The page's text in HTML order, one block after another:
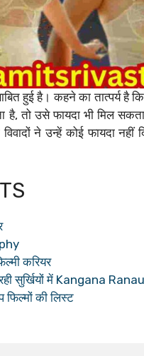
हुई है। ‌कहने का तात्पर्य है
तो उसे फायदा भी मिल
ने उन्हें कोई फायदा नहीं
करियर
सुर्खियों में Kangana
फिल्मों की लिस्ट